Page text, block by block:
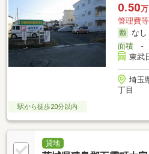
0.50
管理費
なし
面積-
東武
埼玉
丁目
駅から徒歩20分以内
貸地